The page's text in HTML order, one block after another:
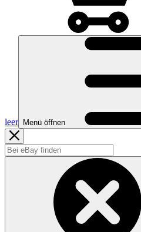
leer Menü öffnen